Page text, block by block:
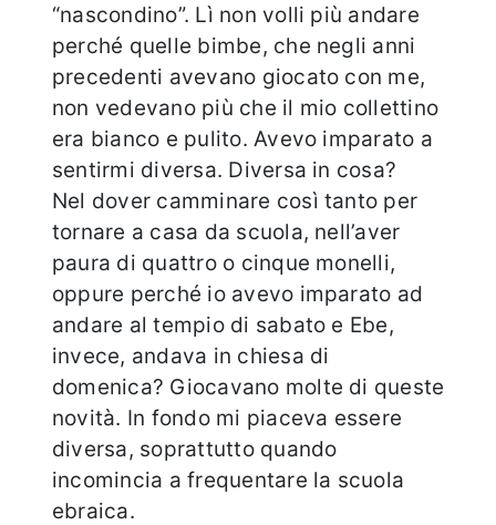
“nascondino”. Lì non volli più andare
perché quelle bimbe, che negli anni
precedenti avevano giocato con me,
non vedevano più che il mio collettino
era bianco e pulito. Avevo imparato a
sentirmi diversa. Diversa in cosa?
Nel dover camminare così tanto per
tornare a casa da scuola, nell’aver
paura di quattro o cinque monelli,
oppure perché io avevo imparato ad
andare al tempio di sabato e Ebe,
invece, andava in chiesa di
domenica? Giocavano molte di queste
novità. In fondo mi piaceva essere
diversa, soprattutto quando
incomincia a frequentare la scuola
ebraica.